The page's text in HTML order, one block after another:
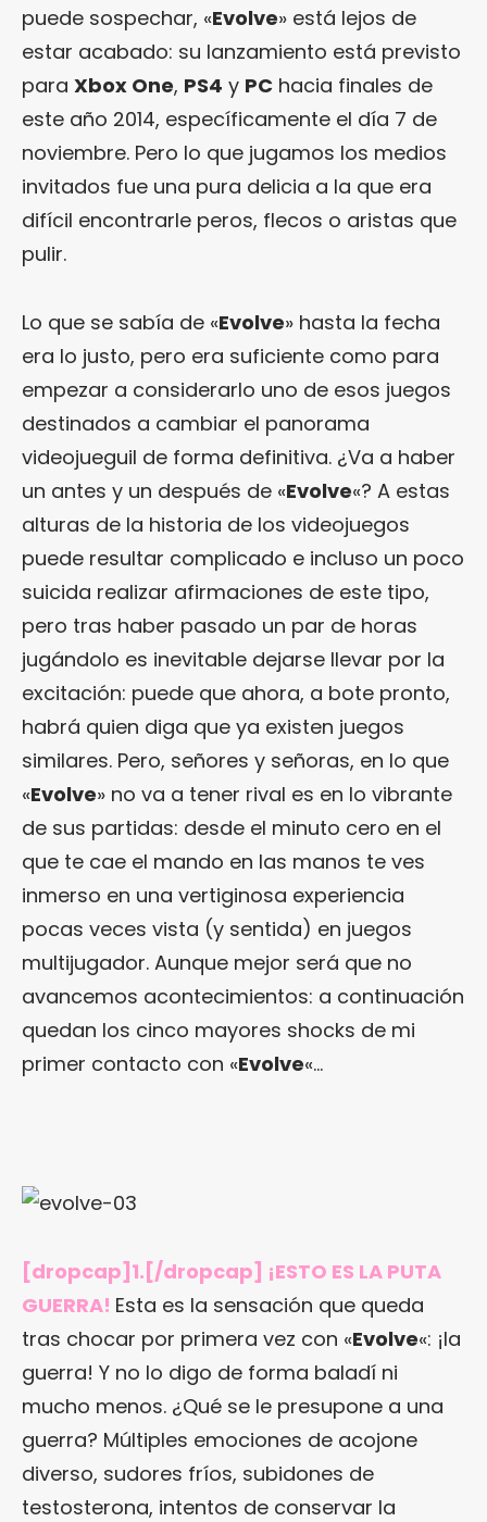
puede sospechar, «Evolve» está lejos de
estar acabado: su lanzamiento está previsto
para Xbox One, PS4 y PC hacia finales de
este año 2014, específicamente el día 7 de
noviembre. Pero lo que jugamos los medios
invitados fue una pura delicia a la que era
difícil encontrarle peros, flecos o aristas que
pulir.
Lo que se sabía de «Evolve» hasta la fecha
era lo justo, pero era suficiente como para
empezar a considerarlo uno de esos juegos
destinados a cambiar el panorama
videojueguil de forma definitiva. ¿Va a haber
un antes y un después de «Evolve«? A estas
alturas de la historia de los videojuegos
puede resultar complicado e incluso un poco
suicida realizar afirmaciones de este tipo,
pero tras haber pasado un par de horas
jugándolo es inevitable dejarse llevar por la
excitación: puede que ahora, a bote pronto,
habrá quien diga que ya existen juegos
similares. Pero, señores y señoras, en lo que
«Evolve» no va a tener rival es en lo vibrante
de sus partidas: desde el minuto cero en el
que te cae el mando en las manos te ves
inmerso en una vertiginosa experiencia
pocas veces vista (y sentida) en juegos
multijugador. Aunque mejor será que no
avancemos acontecimientos: a continuación
quedan los cinco mayores shocks de mi
primer contacto con «Evolve«…
[dropcap]1.[/dropcap] ¡ESTO ES LA PUTA
GUERRA! Esta es la sensación que queda
tras chocar por primera vez con «Evolve«: ¡la
guerra! Y no lo digo de forma baladí ni
mucho menos. ¿Qué se le presupone a una
guerra? Múltiples emociones de acojone
diverso, sudores fríos, subidones de
testosterona, intentos de conservar la